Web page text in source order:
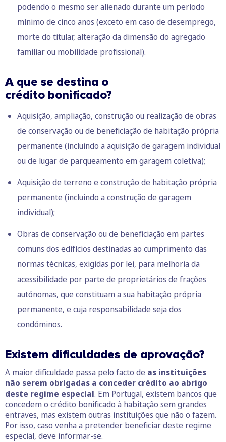
podendo o mesmo ser alienado durante um período
mínimo de cinco anos (exceto em caso de desemprego,
morte do titular, alteração da dimensão do agregado
familiar ou mobilidade profissional).
A que se destina o
crédito bonificado?
Aquisição, ampliação, construção ou realização de obras
de conservação ou de beneficiação de habitação própria
permanente (incluindo a aquisição de garagem individual
ou de lugar de parqueamento em garagem coletiva);
Aquisição de terreno e construção de habitação própria
permanente (incluindo a construção de garagem
individual);
Obras de conservação ou de beneficiação em partes
comuns dos edifícios destinadas ao cumprimento das
normas técnicas, exigidas por lei, para melhoria da
acessibilidade por parte de proprietários de frações
autónomas, que constituam a sua habitação própria
permanente, e cuja responsabilidade seja dos
condóminos.
Existem dificuldades de aprovação?
A maior dificuldade passa pelo facto de as instituições
não serem obrigadas a conceder crédito ao abrigo
deste regime especial. Em Portugal, existem bancos que
concedem o crédito bonificado à habitação sem grandes
entraves, mas existem outras instituições que não o fazem.
Por isso, caso venha a pretender beneficiar deste regime
especial, deve informar-se.